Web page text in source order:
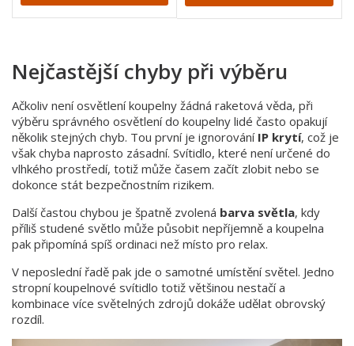
Nejčastější chyby při výběru
Ačkoliv není osvětlení koupelny žádná raketová věda, při
výběru správného osvětlení do koupelny lidé často opakují
několik stejných chyb. Tou první je ignorování IP krytí, což je
však chyba naprosto zásadní. Svítidlo, které není určené do
vlhkého prostředí, totiž může časem začít zlobit nebo se
dokonce stát bezpečnostním rizikem.
Další častou chybou je špatně zvolená barva světla, kdy
příliš studené světlo může působit nepříjemně a koupelna
pak připomíná spíš ordinaci než místo pro relax.
V neposlední řadě pak jde o samotné umístění světel. Jedno
stropní koupelnové svítidlo totiž většinou nestačí a
kombinace více světelných zdrojů dokáže udělat obrovský
rozdíl.